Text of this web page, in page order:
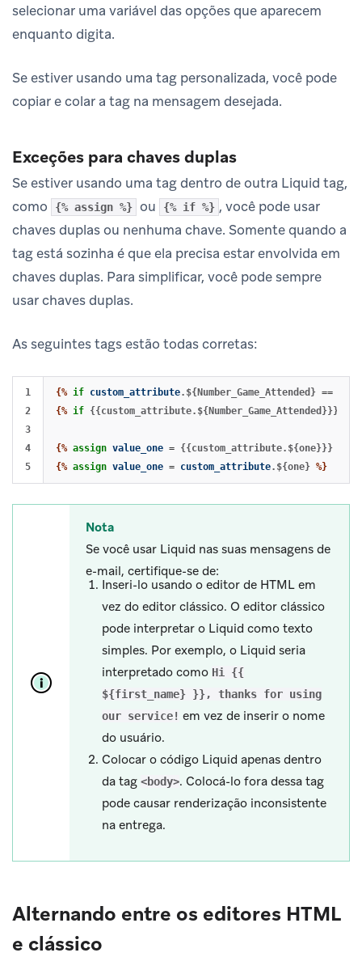
selecionar uma variável das opções que aparecem
enquanto digita.
Se estiver usando uma tag personalizada, você pode
copiar e colar a tag na mensagem desejada.
Exceções para chaves duplas
Se estiver usando uma tag dentro de outra Liquid tag,
como
{% assign %} ou {% if %} , você pode usar
chaves duplas ou nenhuma chave. Somente quando a
tag está sozinha é que ela precisa estar envolvida em
chaves duplas. Para simplificar, você pode sempre
usar chaves duplas.
As seguintes tags estão todas corretas:
1
2
3
4
{% if custom_attribute.${Number_Game_Attended} ==
{% if {{custom_attribute.${Number_Game_Attended}}}
{% assign value_one = {{custom_attribute.${one}}}
{% assign value_one = custom_attribute.${one} %}
Nota
Se você usar Liquid nas suas mensagens de
e-mail, certifique-se de:
Inseri-lo usando o editor de HTML em
vez do editor clássico. O editor clássico
pode interpretar o Liquid como texto
simples. Por exemplo, o Liquid seria
interpretado como Hi {{
${first_name} }}, thanks for using
our service! em vez de inserir o nome
do usuário.
Colocar o código Liquid apenas dentro
da tag <body>. Colocá-lo fora dessa tag
pode causar renderização inconsistente
na entrega.
Alternando entre os editores HTML
e clássico